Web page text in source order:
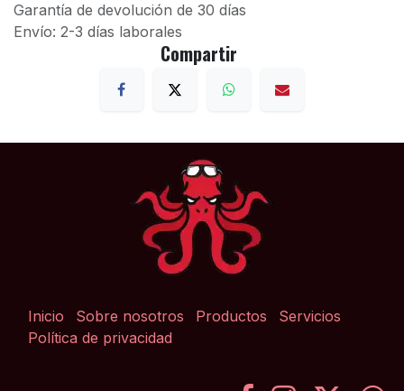
Garantía de devolución de 30 días
Envío: 2-3 días laborales
Compartir
Inicio Sobre nosotros Productos
Servicios
Política de privacidad